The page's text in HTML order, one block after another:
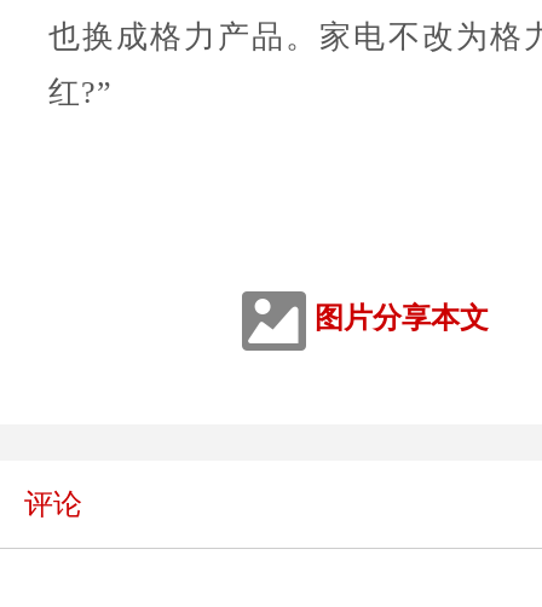
也换成格力产品。家电不改为格
红?”
图片分享本文
评论